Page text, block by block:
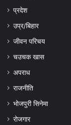
प्रदेश
उप्र/बिहार
जीवन परिचय
चउचक खास
अपराध
राजनीति
भोजपुरी सिनेमा
रोजगार